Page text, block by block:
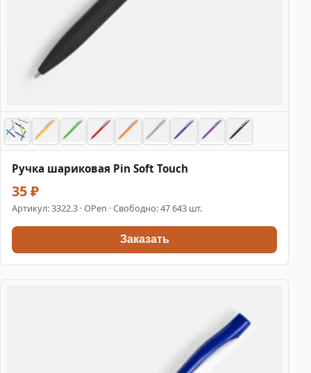
Ручка шариковая Pin Soft Touch
35 ₽
Артикул:3322.3 · OPen · Свободно: 47 643 шт.
Заказать